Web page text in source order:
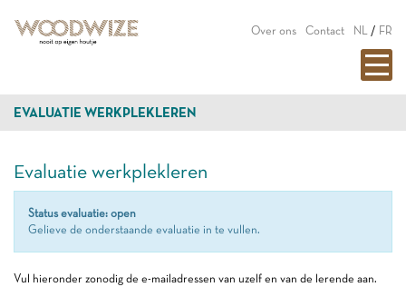
Over ons Contact NL / FR
EVALUATIE WERKPLEKLEREN
Evaluatie werkplekleren
Status evaluatie: open
Gelieve de onderstaande evaluatie in te vullen.
Vul hieronder zonodig de e-mailadressen van uzelf en van de lerende aan.